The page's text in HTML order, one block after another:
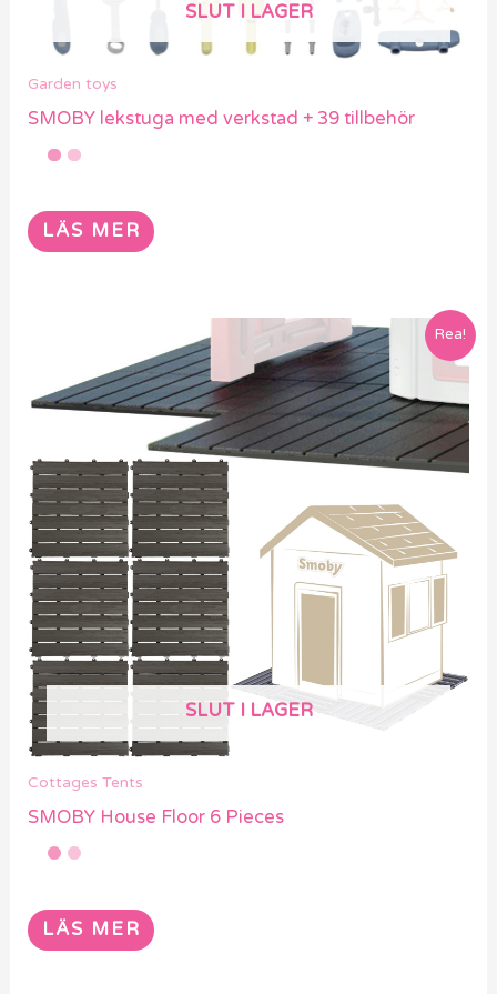
SLUT I LAGER
Garden toys
SMOBY lekstuga med verkstad + 39 tillbehör
LÄS MER
Rea!
SLUT I LAGER
Cottages Tents
SMOBY House Floor 6 Pieces
LÄS MER